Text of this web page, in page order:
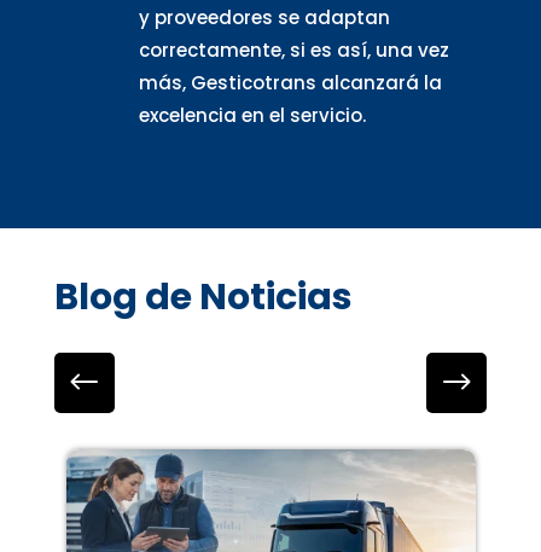
y proveedores se adaptan
correctamente, si es así, una vez
más, Gesticotrans alcanzará la
excelencia en el servicio.
Blog de Noticias